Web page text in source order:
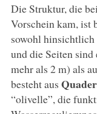
Die Struktur, die
Vorschein kam, ist
sowohl
und die Seiten
mehr als 2 m) als
besteht aus
“olivelle”, die